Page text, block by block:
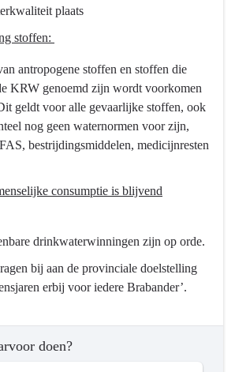
plaats
stoffen:
antropogene stoffen en stoffen die
KRW genoemd zijn wordt voorkomen
geldt voor alle gevaarlijke stoffen, ook
nog geen waternormen voor zijn,
bestrijdingsmiddelen, medicijnresten
consumptie is blijvend
drinkwaterwinningen zijn op orde.
bij aan de provinciale doelstelling
erbij voor iedere Brabander’.
doen?